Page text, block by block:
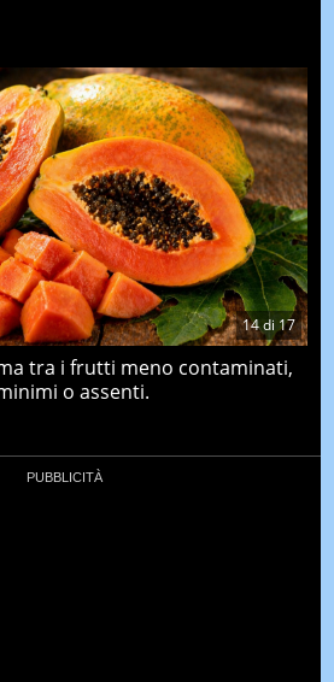
14di 17
tra i frutti meno contaminati,
o assenti.